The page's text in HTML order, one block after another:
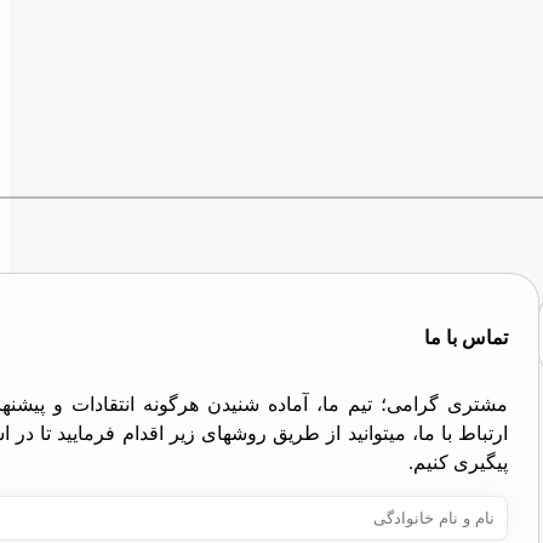
تماس با ما
مشتری گرامی؛ تیم ما، آماده شنیدن هرگونه انتقادات و
ارتباط با ما، میتوانید از طریق روشهای زیر اقدام فرمایید تا
پیگیری کنیم.